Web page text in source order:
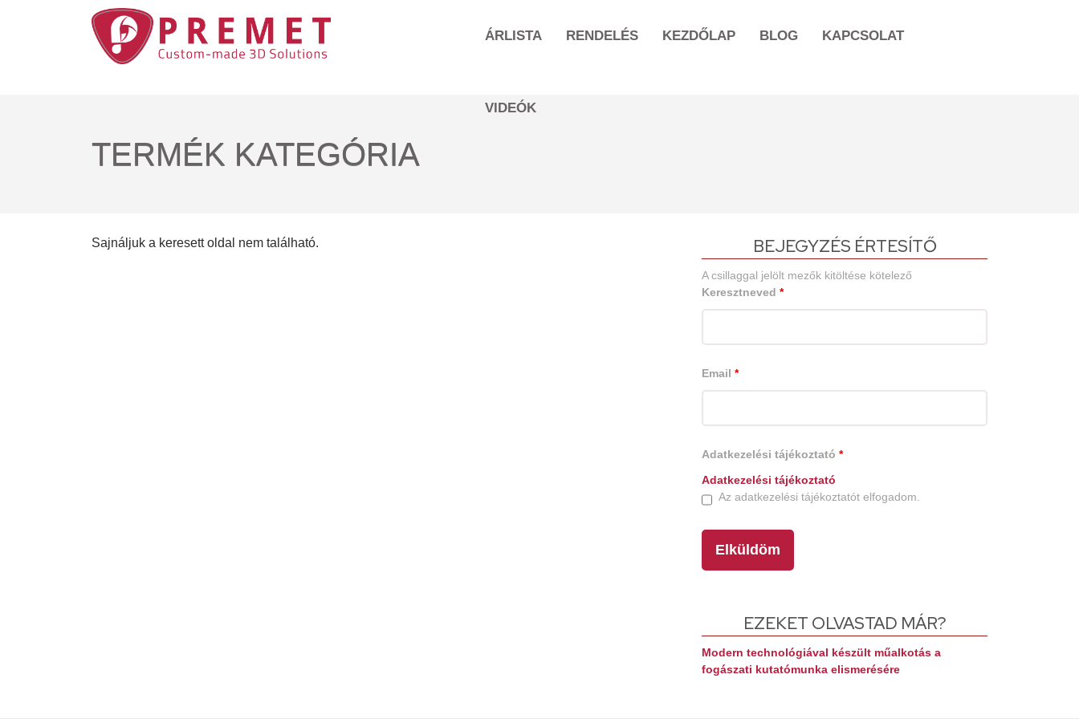
ÁRLISTA RENDELÉS KEZDŐLAP BLOG KAPCSOLAT
VIDEÓK
TERMÉK KATEGÓRIA
Sajnáljuk a keresett oldal nem található. BEJEGYZÉS ÉRTESÍTŐ
A csillaggal jelölt mezők kitöltése kötelező
Keresztneved *
Email *
Adatkezelési tájékoztató *
Az adatkezelési tájékoztatót elfogadom.
Adatkezelési tájékoztató
EZEKET OLVASTAD MÁR?
Modern technológiával készült műalkotás a
fogászati kutatómunka elismerésére